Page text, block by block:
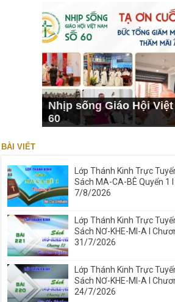
Nhịp sống Giáo Hội
60
BÀI VIẾT
Lớp Thánh Kinh Trực
Sách MA-CA-BÊ Quyển 1 I
7/8/2026
Lớp Thánh Kinh Trực
Sách NƠ-KHE-MI-A I
31/7/2026
Lớp Thánh Kinh Trực
Sách NƠ-KHE-MI-A I
24/7/2026